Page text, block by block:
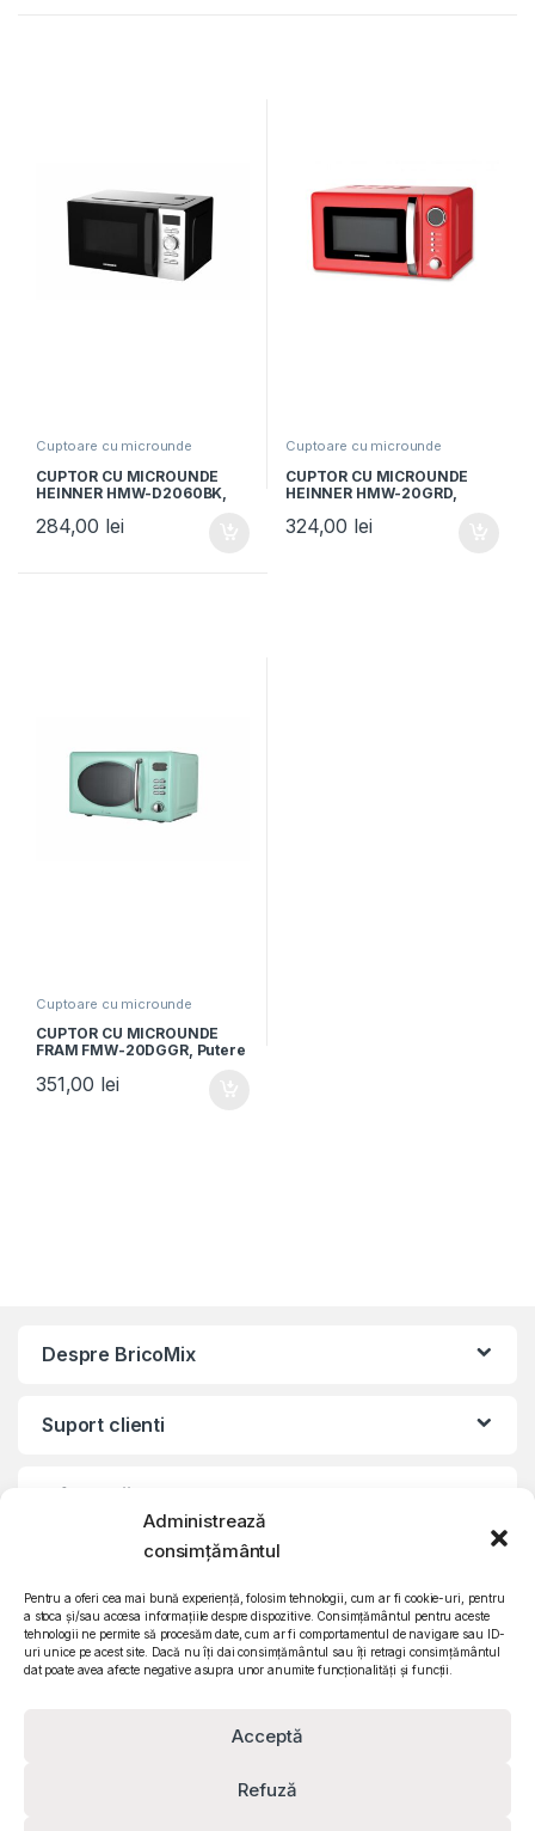
Administrează
consimțământul
Pentru a oferi cea mai bună experiență, folosim tehnologii, cum ar fi cookie-uri, pentru
a stoca și/sau accesa informațiile despre dispozitive. Consimțământul pentru aceste
tehnologii ne permite să procesăm date, cum ar fi comportamentul de navigare sau ID-
uri unice pe acest site. Dacă nu îți dai consimțământul sau îți retragi consimțământul
dat poate avea afecte negative asupra unor anumite funcționalități și funcții.
Acceptă
Refuză
Cuptoare cu microunde
CUPTOR CU MICROUNDE
HEINNER HMW-D2060BK,
700W, Control digital,
284,00 lei
Cuptoare cu microunde
CUPTOR CU MICROUNDE
HEINNER HMW-20GRD,
20L, Grill, Electronic, Rosu
324,00 lei
Cuptoare cu microunde
CUPTOR CU MICROUNDE
FRAM FMW-20DGGR, Putere
Digital, Grill 800W, 5 Nivele
de putere, Functie
351,00 lei
Despre BricoMix
Suport clienti
Informatii legale
©2010 – 2024 Quattro SRL